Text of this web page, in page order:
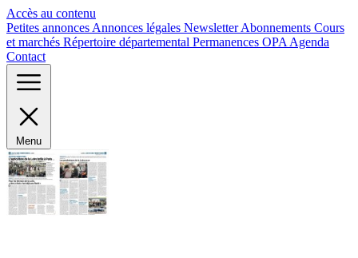
Accès au contenu
Petites annonces Annonces légales NewsletterAbonnements Cours
et marchés Répertoire départemental Permanences OPA Agenda
Contact
Menu
Panneau de gestion des cookies